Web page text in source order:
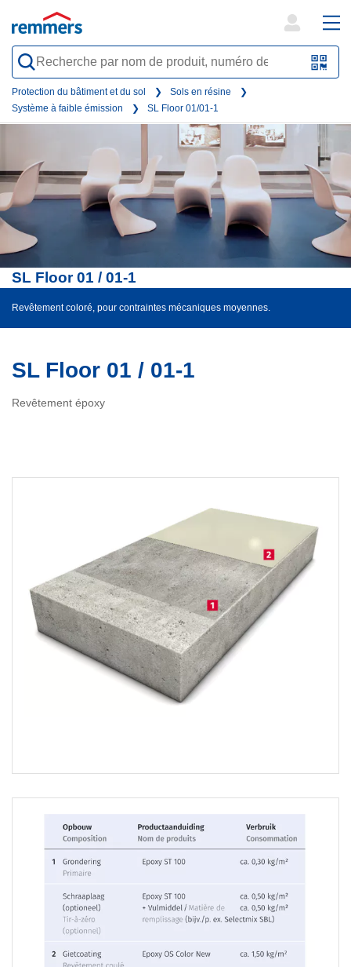
QR-
search
form
Protection du bâtiment et du sol
Sols en résine
Système à faible émission
SL Floor 01/01-1
SL Floor 01 / 01-1
Revêtement coloré, pour contraintes mécaniques moyennes.
SL Floor 01 / 01-1
Revêtement époxy